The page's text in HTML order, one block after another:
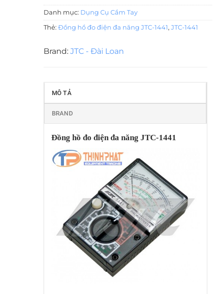
Danh mục: Dụng Cụ Cầm Tay
Thẻ: Đồng hồ đo điện đa năng JTC-1441, JTC-1441
Brand: JTC - Đài Loan
MÔ TẢ
BRAND
Đồng hồ đo điện đa năng JTC-1441